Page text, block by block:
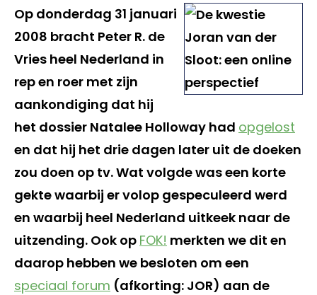
Op donderdag 31 januari
2008 bracht Peter R. de
Vries heel Nederland in
rep en roer met zijn
aankondiging dat hij
het dossier Natalee Holloway had opgelost
en dat hij het drie dagen later uit de doeken
zou doen op tv. Wat volgde was een korte
gekte waarbij er volop gespeculeerd werd
en waarbij heel Nederland uitkeek naar de
uitzending. Ook op FOK! merkten we dit en
daarop hebben we besloten om een
speciaal forum (afkorting: JOR) aan de